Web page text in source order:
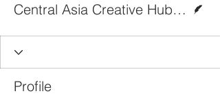
Central Asia Creative Hub News
Profile